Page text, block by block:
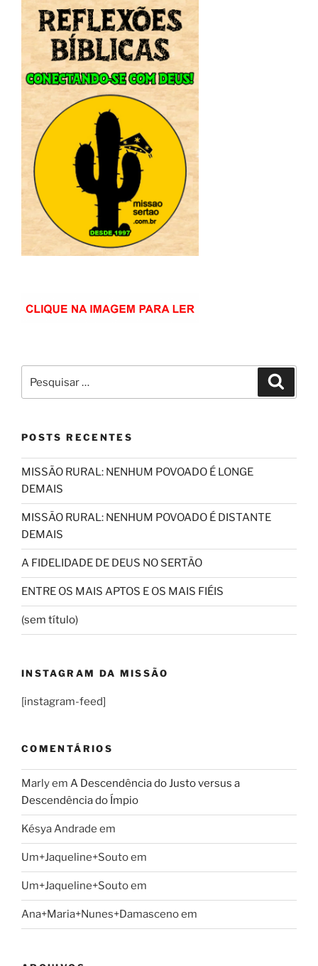
por:
POSTS RECENTES
MISSÃO RURAL: NENHUM POVOADO É LONGE
DEMAIS
MISSÃO RURAL: NENHUM POVOADO É DISTANTE
DEMAIS
A FIDELIDADE DE DEUS NO SERTÃO
ENTRE OS MAIS APTOS E OS MAIS FIÉIS
(sem título)
INSTAGRAM DA MISSÃO
[instagram-feed]
COMENTÁRIOS
Marlyem A Descendência do Justo versus a
Descendência do Ímpio
Késya Andrade em
Um+Jaqueline+Soutoem
Um+Jaqueline+Soutoem
Ana+Maria+Nunes+Damascenoem